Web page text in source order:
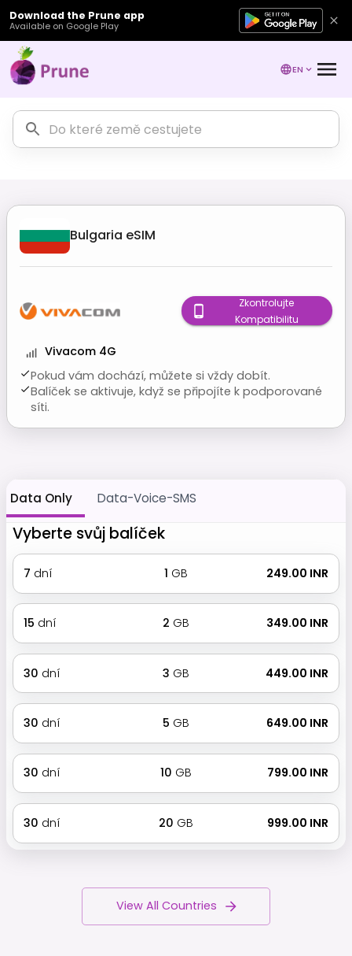
Download the Prune app
Available on Google Play
EN
Bulgaria eSIM
Vivacom 4G
Pokud vám dochází, můžete si vždy dobít.
Balíček se aktivuje, když se připojíte k podporované
síti.
Zkontrolujte
Kompatibilitu
Data Only Data-Voice-SMS
Vyberte svůj balíček
7 dní 1 GB ₹ 249.00 INR
15 dní 2 GB ₹ 349.00 INR
30 dní 3 GB ₹ 449.00 INR
30 dní 5 GB ₹ 649.00 INR
30 dní 10 GB ₹ 799.00 INR
30 dní 20 GB ₹ 999.00 INR
View All Countries